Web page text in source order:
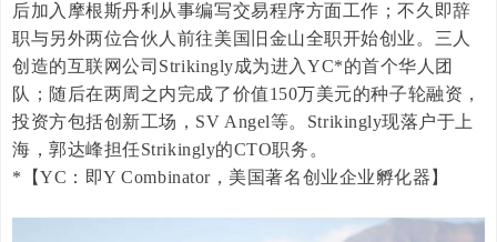
后加入摩根斯丹利从事编写交易程序方面工作；不久即辞
职与另外两位合伙人前往美国旧金山全职开始创业。三人
创造的互联网公司Strikingly成为进入YC*的首个华人团
队；随后在两周之内完成了价值150万美元的种子轮融资，
投资方包括创新工场，SV Angel等。Strikingly现落户于上
海，郭达峰担任Strikingly的CTO职务。
*【YC：即Y Combinator，美国著名创业企业孵化器 】